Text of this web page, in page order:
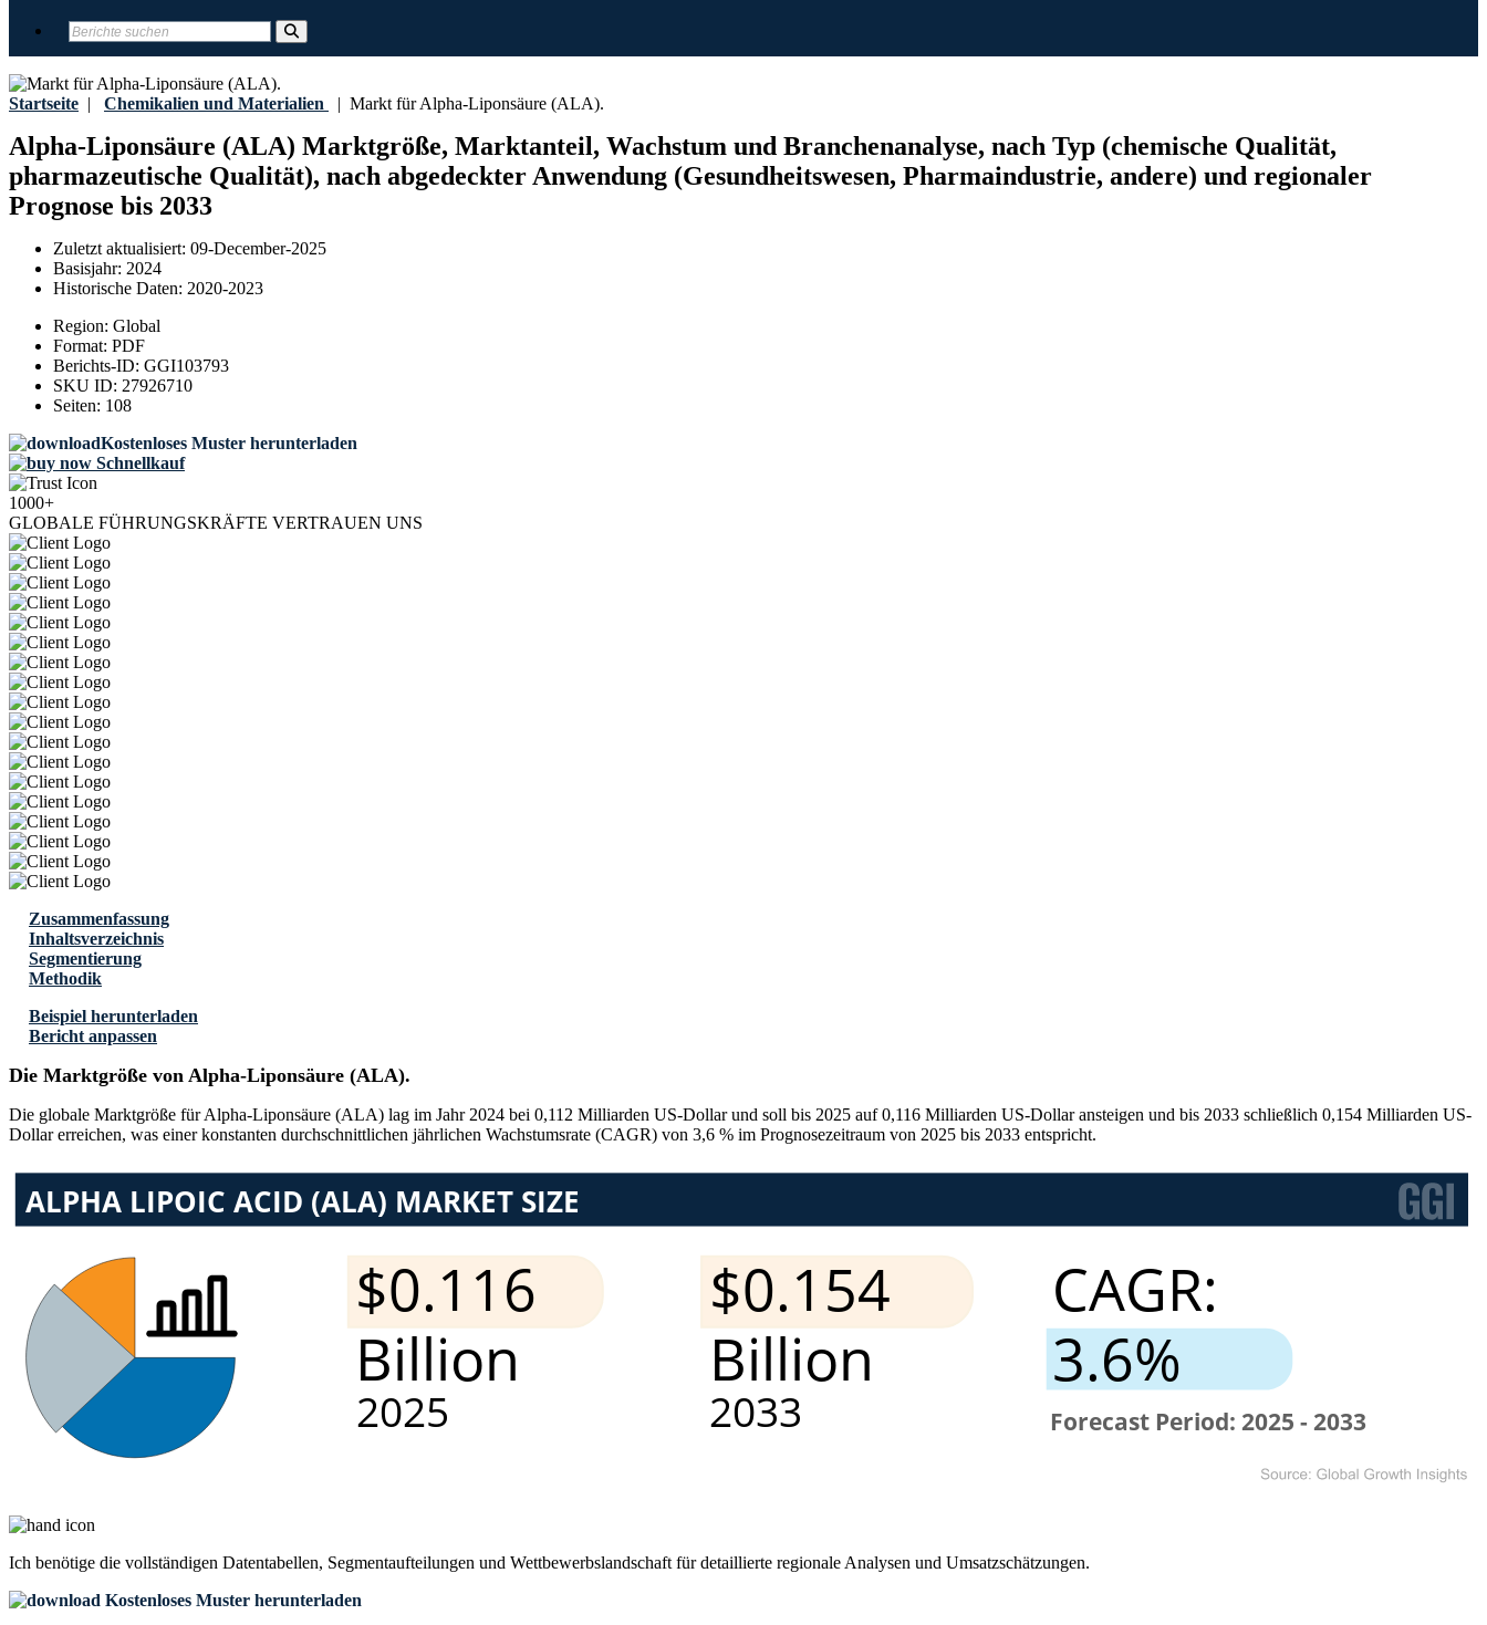
Startseite | Chemikalien und Materialien | Markt für Alpha-Liponsäure (ALA).
Alpha-Liponsäure (ALA) Marktgröße, Marktanteil, Wachstum und Branchenanalyse, nach Typ (chemische Qualität,
pharmazeutische Qualität), nach abgedeckter Anwendung (Gesundheitswesen, Pharmaindustrie, andere) und regionaler
Prognose bis 2033
Zuletzt aktualisiert: 09-December-2025
Basisjahr: 2024
Historische Daten: 2020-2023
Region: Global
Format: PDF
Berichts-ID: GGI103793
SKU ID: 27926710
Seiten: 108
Kostenloses Muster herunterladen
Schnellkauf
1000+
GLOBALE FÜHRUNGSKRÄFTE VERTRAUEN UNS
Zusammenfassung
Inhaltsverzeichnis
Segmentierung
Methodik
Beispiel herunterladen
Bericht anpassen
Die Marktgröße von Alpha-Liponsäure (ALA).
Die globale Marktgröße für Alpha-Liponsäure (ALA) lag im Jahr 2024 bei 0,112 Milliarden US-Dollar und soll bis 2025 auf 0,116 Milliarden US-Dollar ansteigen und bis 2033 schließlich 0,154 Milliarden US-
Dollar erreichen, was einer konstanten durchschnittlichen jährlichen Wachstumsrate (CAGR) von 3,6 % im Prognosezeitraum von 2025 bis 2033 entspricht.
Ich benötige die vollständigen Datentabellen, Segmentaufteilungen und Wettbewerbslandschaft für detaillierte regionale Analysen und Umsatzschätzungen.
Kostenloses Muster herunterladen